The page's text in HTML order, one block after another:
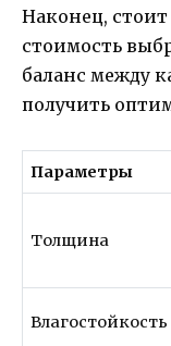
Наконец,
стоимость
баланс между
получить
Параметры
Толщина
Влагостойкость